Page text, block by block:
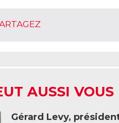
AUSSI VOUS
Gérard Levy,